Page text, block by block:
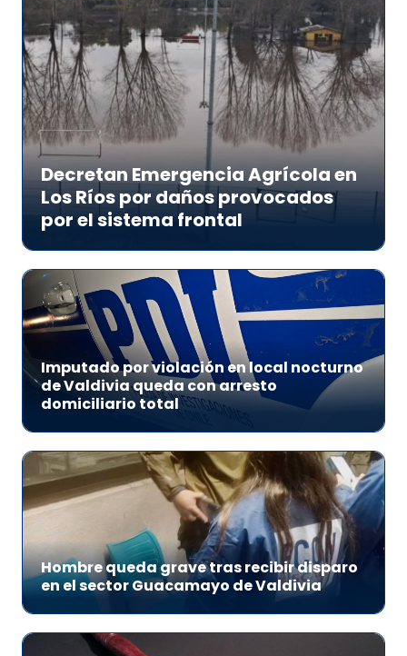
Decretan Emergencia Agrícola en
Los Ríos por daños provocados
por el sistema frontal
Imputado por violación en local nocturno
de Valdivia queda con arresto
domiciliario total
Hombre queda grave tras recibir disparo
en el sector Guacamayo de Valdivia